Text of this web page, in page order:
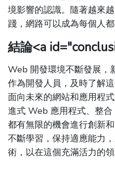
境影響的認識。隨著越來
踐，網路可以成為每個人都
結論<a
Web 開發環境不斷發展，
作為開發人員，及時了解
面向未來的網站和應用程
進式 Web 應用程式、整合
都有無限的機會進行創新
不斷學習，保持適應能力
術，以在這個充滿活力的領